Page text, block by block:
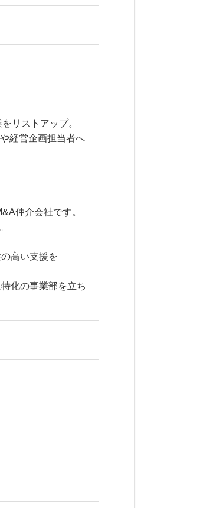
リストアップ。
経営企画担当者へ
仲介会社です。
高い支援を
化の事業部を立ち